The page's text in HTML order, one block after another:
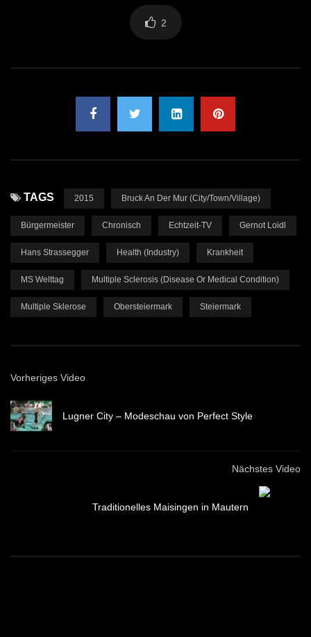
2
TAGS 2015 Bruck An Der Mur (City/Town/Village)
Bürgermeister Chronisch Echtzeit-TV Gernot Loidl
Hans Strassegger Health (Industry) Krankheit
MS Welttag Multiple Sclerosis (Disease Or Medical Condition)
Multiple Sklerose Obersteiermark Steiermark
Vorheriges Video
Lugner City – Modeschau von Perfect Style
Nächstes Video
Traditionelles Maisingen in Mautern